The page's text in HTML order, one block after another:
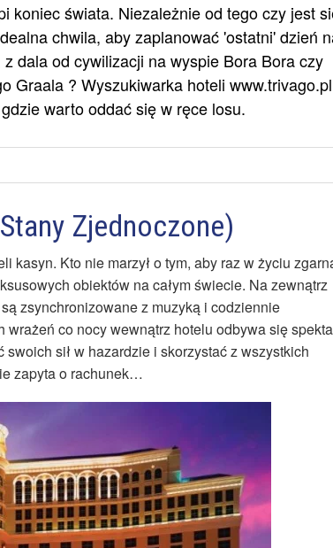
koniec świata. Niezależnie od tego czy jest
chwila, aby zaplanować 'ostatni' dzień
dala od cywilizacji na wyspie Bora Bora czy
Graala ? Wyszukiwarka hoteli www.trivago.pl
warto oddać się w ręce losu.
Zjednoczone)
Kto nie marzył o tym, aby raz w życiu
obiektów na całym świecie. Na zewnątrz
zsynchronizowane z muzyką i codziennie
wrażeń co nocy wewnątrz hotelu odbywa się
sił w hazardzie i skorzystać z wszystkich
zapyta o rachunek…